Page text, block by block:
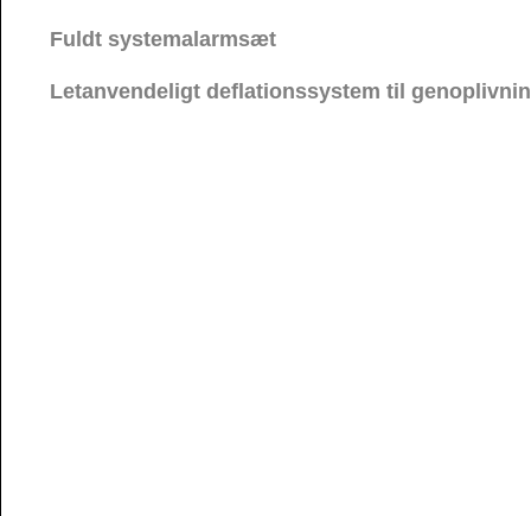
Fuldt systemalarmsæt
Letanvendeligt deflationssystem til